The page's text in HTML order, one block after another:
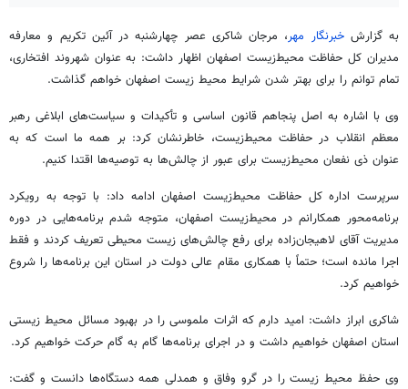
به گزارشخبرنگار مهر، مرجان شاکری عصر چهارشنبه در آئین تکریم و معارفه
مدیران کل حفاظت محیط‌زیست اصفهان اظهار داشت: به عنوان شهروند افتخاری،
تمام توانم را برای بهتر شدن شرایط محیط زیست اصفهان خواهم گذاشت.
وی با اشاره به اصل پنجاهم قانون اساسی و تأکیدات و سیاست‌های ابلاغی رهبر
معظم انقلاب در حفاظت محیط‌زیست، خاطرنشان کرد: بر همه ما است که به
عنوان ذی نفعان محیط‌زیست برای عبور از چالش‌ها به توصیه‌ها اقتدا کنیم.
سرپرست اداره کل حفاظت محیط‌زیست اصفهان ادامه داد: با توجه به رویکرد
برنامه‌محور همکارانم در محیط‌زیست اصفهان، متوجه شدم برنامه‌هایی در دوره
مدیریت آقای لاهیجان‌زاده برای رفع چالش‌های زیست محیطی تعریف کردند و فقط
اجرا مانده است؛ حتماً با همکاری مقام عالی دولت در استان این برنامه‌ها را شروع
خواهیم کرد.
شاکری ابراز داشت: امید دارم که اثرات ملموسی را در بهبود مسائل محیط زیستی
استان اصفهان خواهیم داشت و در اجرای برنامه‌ها گام به گام حرکت خواهیم کرد.
وی حفظ محیط زیست را در گرو وفاق و همدلی همه دستگاه‌ها دانست و گفت: